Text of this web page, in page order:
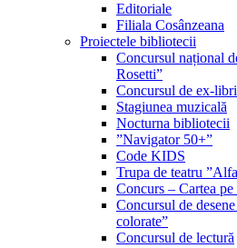
Editoriale
Filiala Cosânzeana
Proiectele bibliotecii
Concursul național
Rosetti”
Concursul de ex-
Stagiunea muzicală
Nocturna bibliotecii
”Navigator 50+”
Code KIDS
Trupa de teatru
Concurs – Cartea pe
Concursul de
colorate”
Concursul de lectură